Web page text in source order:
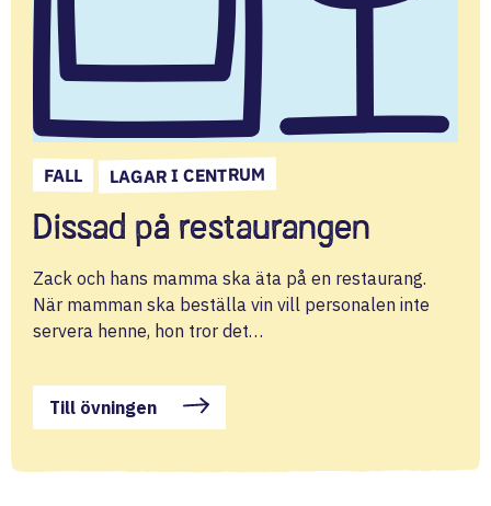
FALL LAGAR I CENTRUM
Dissad på restaurangen
Zack och hans mamma ska äta på en restaurang.
När mamman ska beställa vin vill personalen inte
servera henne, hon tror det…
Till övningen